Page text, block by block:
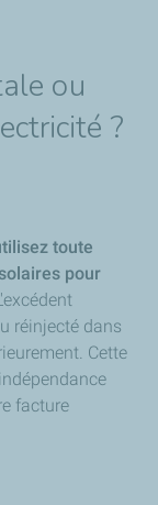
ou
?
toute
pour
réinjecté dans
Cette
facture